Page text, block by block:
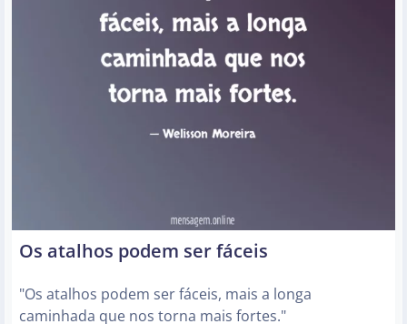
Os atalhos podem ser fáceis
"Os atalhos podem ser fáceis, mais a longa
caminhada que nos torna mais fortes."